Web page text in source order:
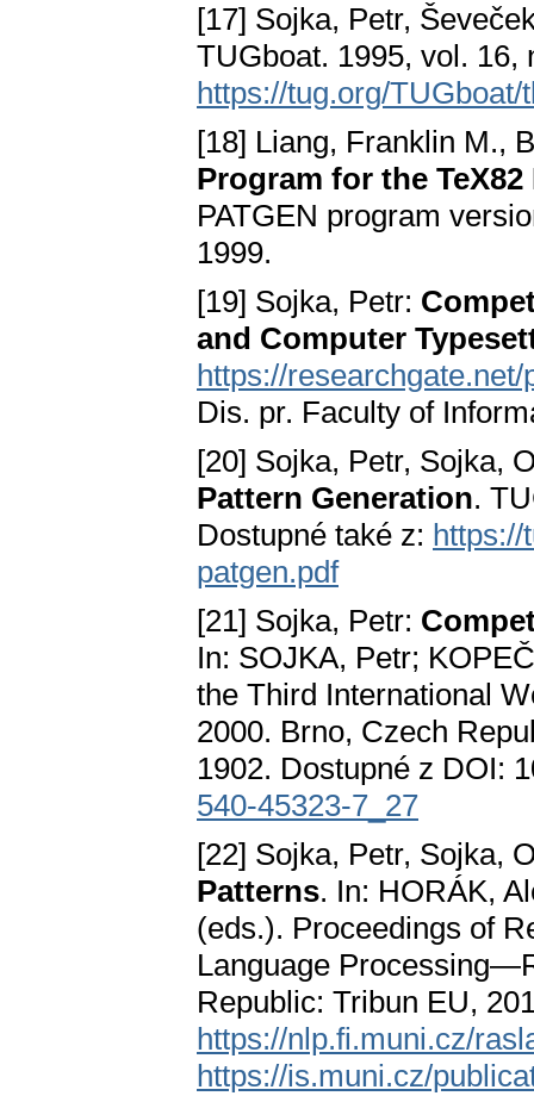
[17] Sojka, Petr,
TUGboat. 1995, vol. 16,
https://tug.org/
[18] Liang, Franklin M.,
Program for the
PATGEN program
1999.
[19] Sojka, Petr:
and Computer
https://
Dis. pr. Faculty of
[20] Sojka, Petr, Sojka,
Pattern Generation.
Dostupné také z: https://
patgen.pdf
[21] Sojka, Petr:
In: SOJKA, Petr;
the Third International
2000. Brno, Czech
1902. Dostupné z DOI:
540-45323-7_27
[22] Sojka, Petr, Sojka,
Patterns. In: HORÁK,
(eds.). Proceedings of
Language
Republic: Tribun EU,
https://nlp.fi.muni.cz/
https://is.muni.cz/